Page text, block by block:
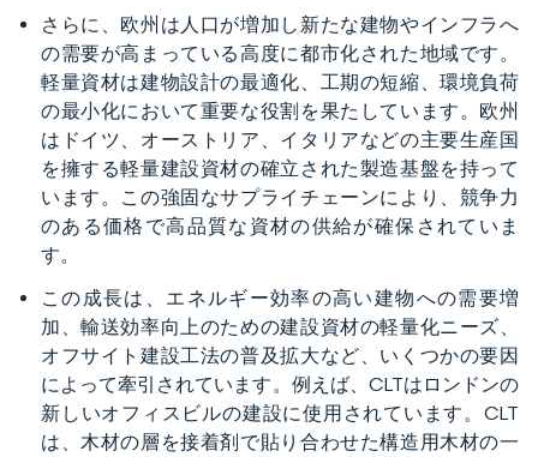
さらに、欧州は人口が増加し新たな建物やインフラへ
の需要が高まっている高度に都市化された地域です。
軽量資材は建物設計の最適化、工期の短縮、環境負荷
の最小化において重要な役割を果たしています。欧州
はドイツ、オーストリア、イタリアなどの主要生産国
を擁する軽量建設資材の確立された製造基盤を持って
います。この強固なサプライチェーンにより、競争力
のある価格で高品質な資材の供給が確保されていま
す。
この成長は、エネルギー効率の高い建物への需要増
加、輸送効率向上のための建設資材の軽量化ニーズ、
オフサイト建設工法の普及拡大など、いくつかの要因
によって牽引されています。例えば、CLTはロンドンの
新しいオフィスビルの建設に使用されています。CLT
は、木材の層を接着剤で貼り合わせた構造用木材の一